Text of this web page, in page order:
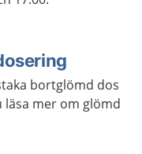
bortglömd dos
mer om glömd